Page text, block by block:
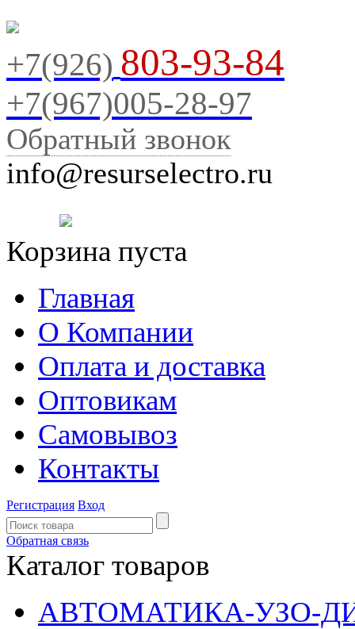
+7(926) 803-93-84
+7(967)005-28-97
Обратный звонок
info@resurselectro.ru
Корзина пуста
Главная
О Компании
Оплата и доставка
Оптовикам
Самовывоз
Контакты
Регистрация Вход
Обратная связь
Каталог товаров
АВТОМАТИКА-УЗО-